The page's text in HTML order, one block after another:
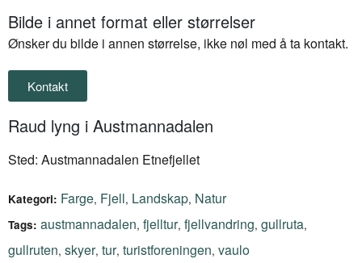
Bilde i annet format eller størrelser
Ønsker du bilde i annen størrelse, ikke nøl med å ta kontakt.
Kontakt
Raud lyng i Austmannadalen
Sted: Austmannadalen Etnefjellet
Kategori: Farge, Fjell, Landskap, Natur
Tags: austmannadalen, fjelltur, fjellvandring, gullruta,
gullruten, skyer, tur, turistforeningen, vaulo